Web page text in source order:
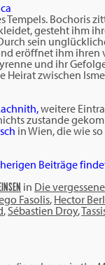
Tempels. Bochoris
gesteht ihm
sein
eröffnet ihm
und ihr
Heirat zwischen
weitere
zustande
in Wien, die wie
Beiträge
in Die
Fasolis, Hector
, Sébastien Droy,